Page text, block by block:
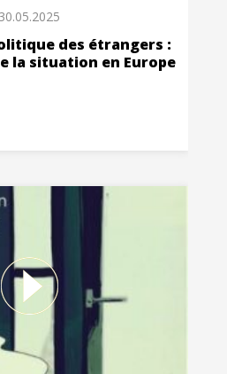
30.05.2025
des étrangers :
la situation en Europe